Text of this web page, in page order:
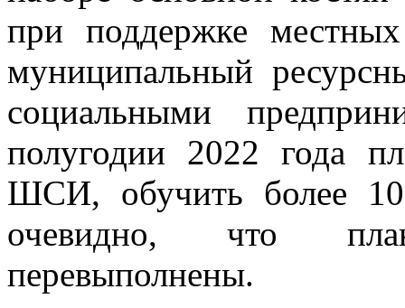
при поддержке местных
муниципальный
социальными
полугодии 2022 года
ШСИ, обучить более
очевидно, что
перевыполнены.